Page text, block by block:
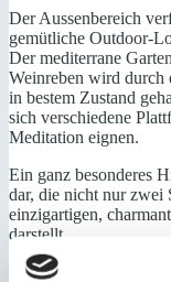
Der Aussenbereich
gemütliche Outdoor-
Der mediterrane
Weinreben wird durch
in bestem Zustand
sich verschiedene
Meditation eignen.
Ein ganz besonderes
dar, die nicht nur zwei
einzigartigen,
darstellt.
Die technische